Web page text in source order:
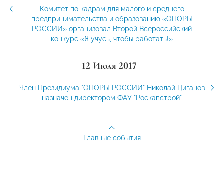
Комитет по кадрам для малого и среднего
предпринимательства и образованию «ОПОРЫ
РОССИИ» организовал Второй Всероссийский
конкурс «Я учусь, чтобы работать!»
12 Июля 2017
Член Президиума "ОПОРЫ РОССИИ" Николай Циганов
назначен директором ФАУ "Роскапстрой"
Главные события